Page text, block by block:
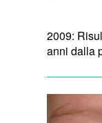
2009:
anni dalla